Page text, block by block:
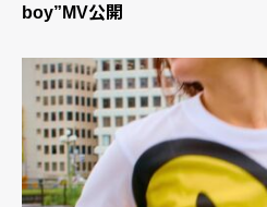
boy”MV公開